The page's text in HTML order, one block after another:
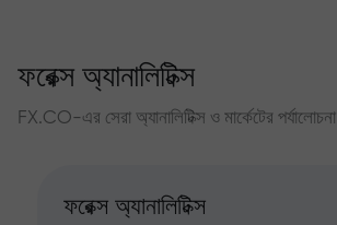
ফরেক্স অ্যানালিটিক্স
FX.CO-এর সেরা অ্যানালিটিক্স ও মার্কেটের পর্যালোচনা
ফরেক্স অ্যানালিটিক্স